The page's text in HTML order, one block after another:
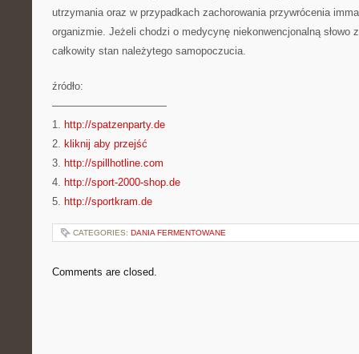
utrzymania oraz w przypadkach zachorowania przywrócenia
organizmie. Jeżeli chodzi o medycynę niekonwencjonalną słowo
całkowity stan należytego samopoczucia.
źródło:
———————————
1. http://spatzenparty.de
2. kliknij aby przejść
3. http://spillhotline.com
4. http://sport-2000-shop.de
5. http://sportkram.de
CATEGORIES: DANIA FERMENTOWANE
Comments are closed.